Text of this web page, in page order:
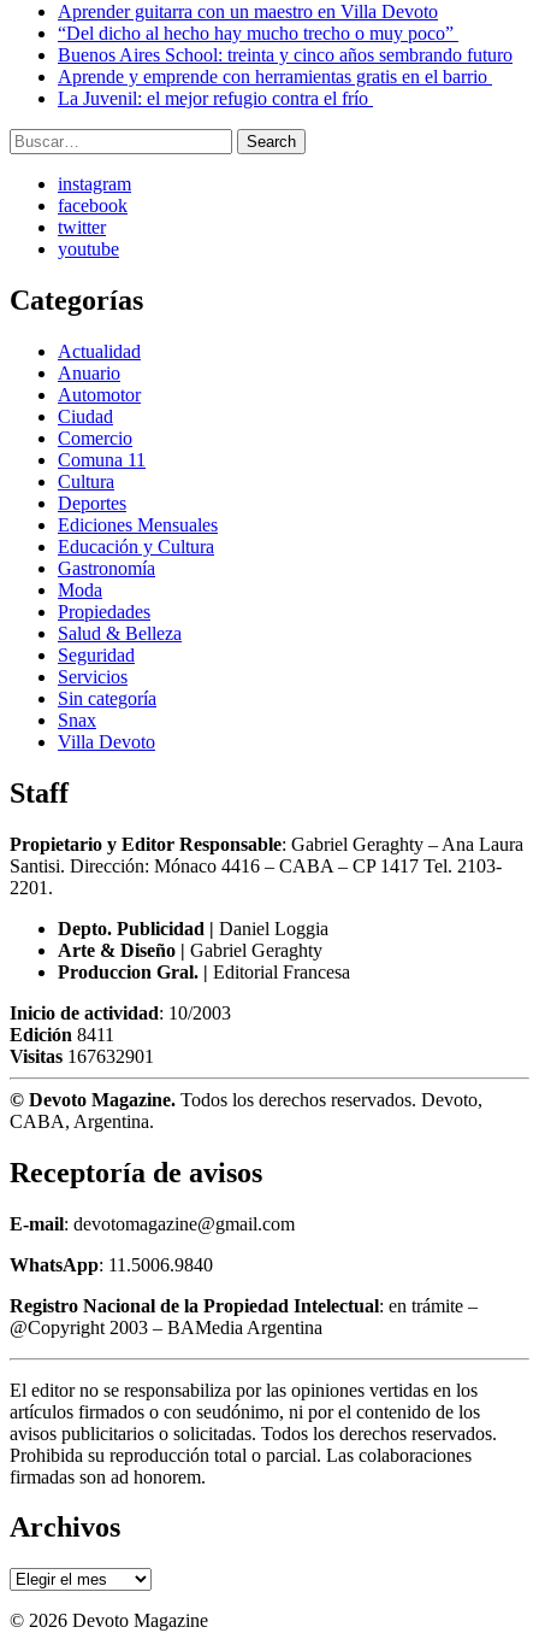
Aprender guitarra con un maestro en Villa Devoto
“Del dicho al hecho hay mucho trecho o muy poco”
Buenos Aires School: treinta y cinco años sembrando futuro
Aprende y emprende con herramientas gratis en el barrio
La Juvenil: el mejor refugio contra el frío
Search
for:
Search
instagram
facebook
twitter
youtube
Categorías
Actualidad
Anuario
Automotor
Ciudad
Comercio
Comuna 11
Cultura
Deportes
Ediciones Mensuales
Educación y Cultura
Gastronomía
Moda
Propiedades
Salud & Belleza
Seguridad
Servicios
Sin categoría
Snax
Villa Devoto
Staff
Propietario y Editor Responsable: Gabriel Geraghty – Ana Laura
Santisi. Dirección: Mónaco 4416 – CABA – CP 1417 Tel. 2103-
2201.
Depto. Publicidad | Daniel Loggia
Arte & Diseño | Gabriel Geraghty
Produccion Gral. | Editorial Francesa
Inicio de actividad: 10/2003
Edición 8411
Visitas 167632901
© Devoto Magazine. Todos los derechos reservados. Devoto,
CABA, Argentina.
Receptoría de avisos
E-mail: devotomagazine@gmail.com
WhatsApp: 11.5006.9840
Registro Nacional de la Propiedad Intelectual: en trámite –
@Copyright 2003 – BAMedia Argentina
El editor no se responsabiliza por las opiniones vertidas en los
artículos firmados o con seudónimo, ni por el contenido de los
avisos publicitarios o solicitadas. Todos los derechos reservados.
Prohibida su reproducción total o parcial. Las colaboraciones
firmadas son ad honorem.
Archivos
Archivos
© 2026 Devoto Magazine